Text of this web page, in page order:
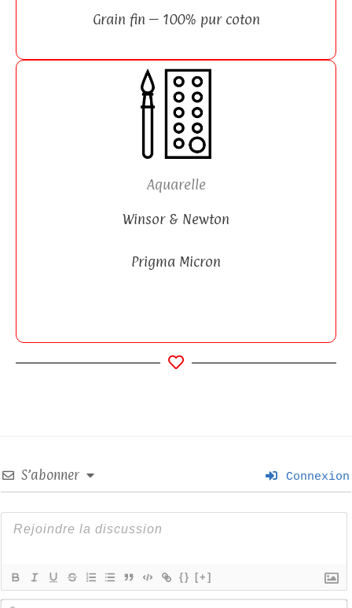
Grain fin – 100% pur coton
Aquarelle
Winsor & Newton
Prigma Micron
S’abonner Connexion
{} [+]